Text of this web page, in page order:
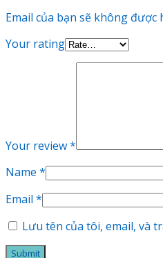
Email của bạn sẽ không được
Your rating
Your review*
Name *
Email *
Lưu tên của tôi, email, và